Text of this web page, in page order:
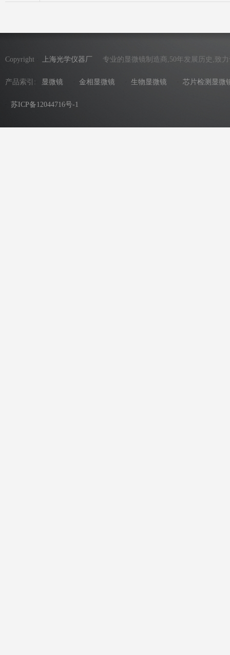
Copyright 上海光学仪器厂 专业的显微镜制造商,50年发展历史,致
产品索引: 显微镜 金相显微镜 生物显微镜 芯片检测显微
苏ICP备12044716号-1